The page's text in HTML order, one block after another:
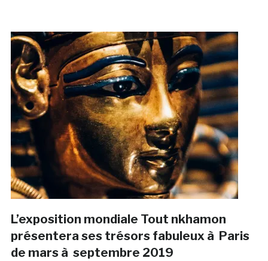
L’exposition mondiale Tout nkhamon
présentera ses trésors fabuleux à Paris
de mars à septembre 2019